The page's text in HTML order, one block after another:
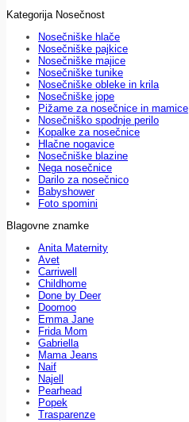
Kategorija Nosečnost
Nosečniške hlače
Nosečniške pajkice
Nosečniške majice
Nosečniške tunike
Nosečniške obleke in krila
Nosečniške jope
Pižame za nosečnice in mamice
Nosečniško spodnje perilo
Kopalke za nosečnice
Hlačne nogavice
Nosečniške blazine
Nega nosečnice
Darilo za nosečnico
Babyshower
Foto spomini
Blagovne znamke
Anita Maternity
Avet
Carriwell
Childhome
Done by Deer
Doomoo
Emma Jane
Frida Mom
Gabriella
Mama Jeans
Naif
Najell
Pearhead
Popek
Trasparenze